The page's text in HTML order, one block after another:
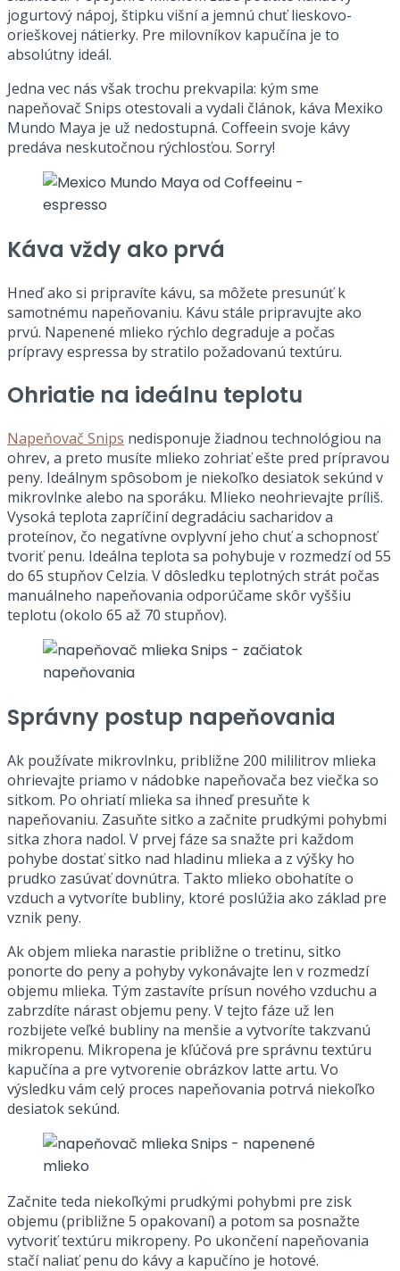
jogurtový nápoj, štipku višní a jemnú chuť lieskovo-
orieškovej nátierky. Pre milovníkov kapučína je to
absolútny ideál.
Jedna vec nás však trochu prekvapila: kým sme
napeňovač Snips otestovali a vydali článok, káva Mexiko
Mundo Maya je už nedostupná. Coffeein svoje kávy
predáva neskutočnou rýchlosťou. Sorry!
Káva vždy ako prvá
Hneď ako si pripravíte kávu, sa môžete presunúť k
samotnému napeňovaniu. Kávu stále pripravujte ako
prvú. Napenené mlieko rýchlo degraduje a počas
prípravy espressa by stratilo požadovanú textúru.
Ohriatie na ideálnu teplotu
Napeňovač Snips nedisponuje žiadnou technológiou na
ohrev, a preto musíte mlieko zohriať ešte pred prípravou
peny. Ideálnym spôsobom je niekoľko desiatok sekúnd v
mikrovlnke alebo na sporáku. Mlieko neohrievajte príliš.
Vysoká teplota zapríčiní degradáciu sacharidov a
proteínov, čo negatívne ovplyvní jeho chuť a schopnosť
tvoriť penu. Ideálna teplota sa pohybuje v rozmedzí od 55
do 65 stupňov Celzia. V dôsledku teplotných strát počas
manuálneho napeňovania odporúčame skôr vyššiu
teplotu (okolo 65 až 70 stupňov).
Správny postup napeňovania
Ak používate mikrovlnku, približne 200 mililitrov mlieka
ohrievajte priamo v nádobke napeňovača bez viečka so
sitkom. Po ohriatí mlieka sa ihneď presuňte k
napeňovaniu. Zasuňte sitko a začnite prudkými pohybmi
sitka zhora nadol. V prvej fáze sa snažte pri každom
pohybe dostať sitko nad hladinu mlieka a z výšky ho
prudko zasúvať dovnútra. Takto mlieko obohatíte o
vzduch a vytvoríte bubliny, ktoré poslúžia ako základ pre
vznik peny.
Ak objem mlieka narastie približne o tretinu, sitko
ponorte do peny a pohyby vykonávajte len v rozmedzí
objemu mlieka. Tým zastavíte prísun nového vzduchu a
zabrzdíte nárast objemu peny. V tejto fáze už len
rozbijete veľké bubliny na menšie a vytvoríte takzvanú
mikropenu. Mikropena je kľúčová pre správnu textúru
kapučína a pre vytvorenie obrázkov latte artu. Vo
výsledku vám celý proces napeňovania potrvá niekoľko
desiatok sekúnd.
Začnite teda niekoľkými prudkými pohybmi pre zisk
objemu (približne 5 opakovaní) a potom sa posnažte
vytvoriť textúru mikropeny. Po ukončení napeňovania
stačí naliať penu do kávy a kapučíno je hotové.